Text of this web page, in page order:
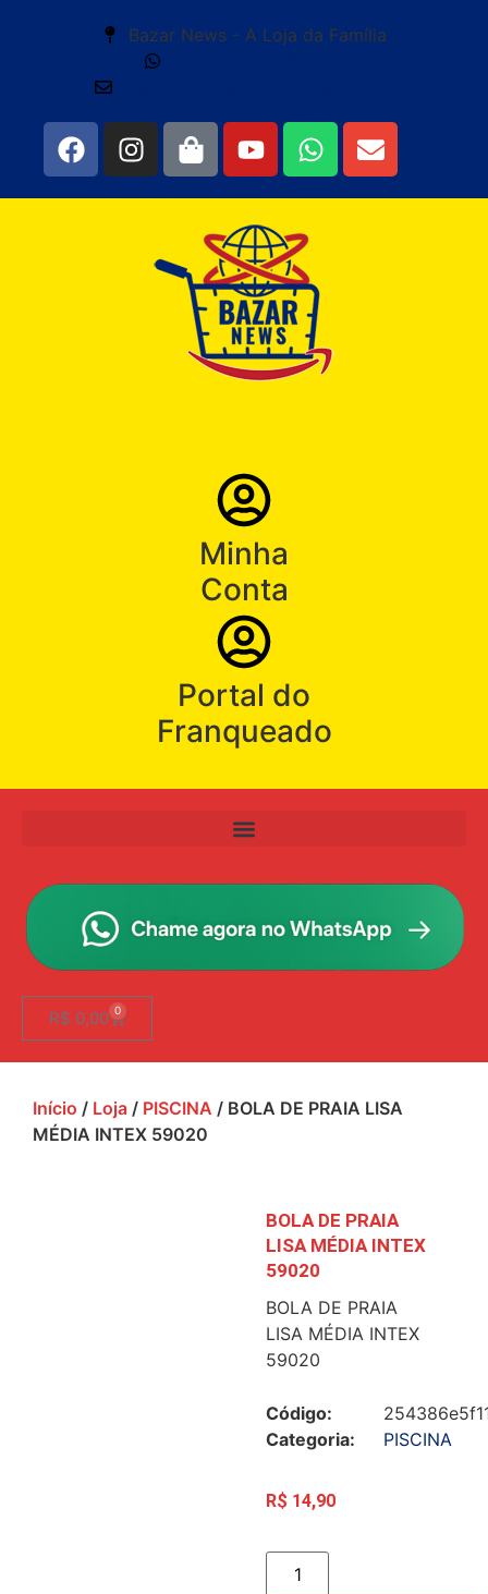
Bazar News - A Loja da Família
Minha
Conta
Portal do
Franqueado
R$ 0,00 0
Início / Loja / PISCINA / BOLA DE PRAIA LISA
MÉDIA INTEX 59020
BOLA DE PRAIA
LISA MÉDIA INTEX
59020
BOLA DE PRAIA
LISA MÉDIA INTEX
59020
Código:
Categoria:
PISCINA
R$ 14,90